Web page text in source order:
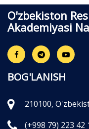
O'zbekiston
Akademiyasi
BOG'LANISH
210100,
(+998 79) 223 42